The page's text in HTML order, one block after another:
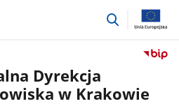
przejdź
Dyrekcja
w Krakowie